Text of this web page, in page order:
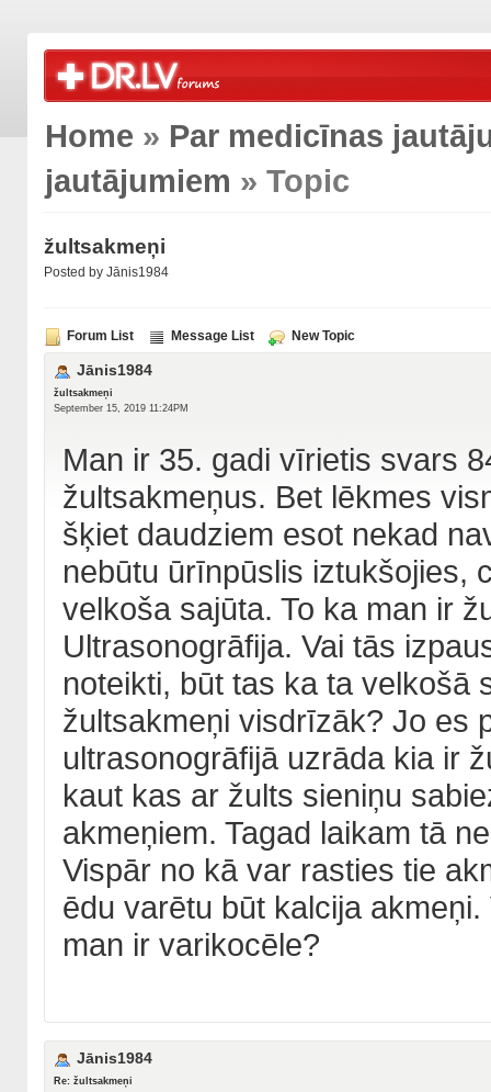
Home » Par medicīnas
jautājumiem » Topic
žultsakmeņi
Posted by Jānis1984
Forum List Message List New Topic
Jānis1984
žultsakmeņi
September 15, 2019 11:24PM
Man ir 35. gadi vīrietis svars
žultsakmeņus. Bet lēkmes
šķiet daudziem esot nekad
nebūtu ūrīnpūslis iztukšojies,
velkoša sajūta. To ka man ir
Ultrasonogrāfija. Vai tās
noteikti, būt tas ka ta velkošā
žultsakmeņi visdrīzāk? Jo es
ultrasonogrāfijā uzrāda kia ir
kaut kas ar žults sieniņu
akmeņiem. Tagad laikam tā
Vispār no kā var rasties tie
ēdu varētu būt kalcija
man ir varikocēle?
Jānis1984
Re: žultsakmeņi